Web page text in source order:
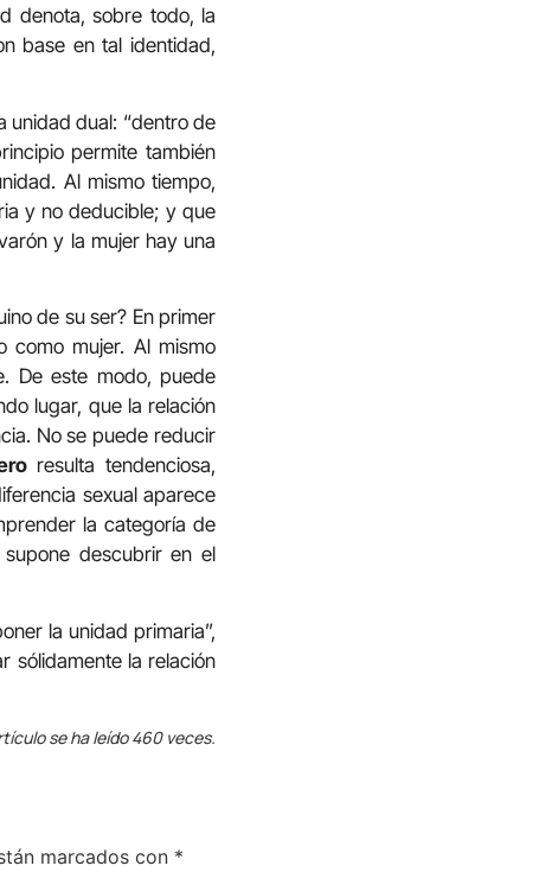
denota, sobre todo, la
base en tal identidad,
unidad dual: “dentro de
permite también
Al mismo tiempo,
y no deducible; y que
y la mujer hay una
de su ser? En primer
como mujer. Al mismo
De este modo, puede
lugar, que la relación
No se puede reducir
resulta tendenciosa,
sexual aparece
la categoría de
descubrir en el
la unidad primaria”,
sólidamente la relación
se ha leído 460 veces.
marcados con *